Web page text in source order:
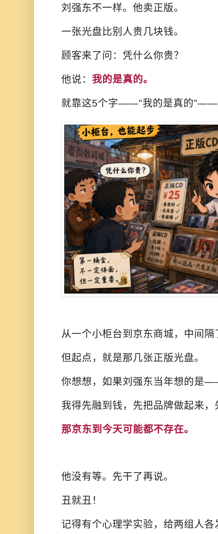
刘强东不一样。他卖正版。
一张光盘比别人贵几块钱。
顾客来了问：凭什么你贵？
他说： 我的是真的。
就靠这5个字——"我的是真的"——
从一个小柜台到京东商城，中间隔
但起点，就是那几张正版光盘。
你想想，如果刘强东当年想的是
我得先融到钱，先把品牌做起来
那京东到今天可能都不存在。
他没有等。先干了再说。
丑就丑！
记得有个心理学实验， 给两组人各